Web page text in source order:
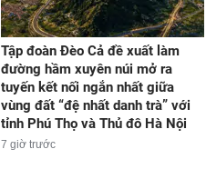
Tập đoàn Đèo Cả đề xuất làm
đường hầm xuyên núi mở ra
tuyến kết nối ngắn nhất giữa
vùng đất “đệ nhất danh trà” với
tỉnh Phú Thọ và Thủ đô Hà Nội
7 giờ trước